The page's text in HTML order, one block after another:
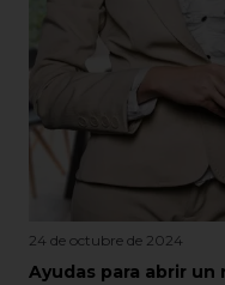
24 de octubre de 2024
Ayudas para abrir